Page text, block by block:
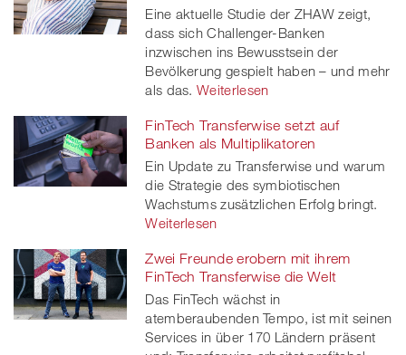
Eine aktuelle Studie der ZHAW zeigt,
dass sich Challenger-Banken
inzwischen ins Bewusstsein der
Bevölkerung gespielt haben – und mehr
als das. Weiterlesen
FinTech Transferwise setzt auf
Banken als Multiplikatoren
Ein Update zu Transferwise und warum
die Strategie des symbiotischen
Wachstums zusätzlichen Erfolg bringt.
Weiterlesen
Zwei Freunde erobern mit ihrem
FinTech Transferwise die Welt
Das FinTech wächst in
atemberaubenden Tempo, ist mit seinen
Services in über 170 Ländern präsent